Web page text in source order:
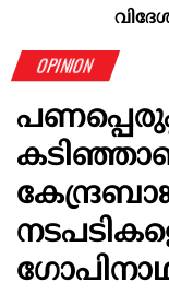
വിദേശ
OPINION